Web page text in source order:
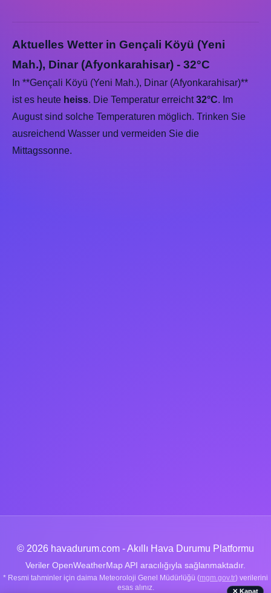
Aktuelles Wetter in Gençali Köyü (Yeni
Mah.), Dinar (Afyonkarahisar) - 32°C
In **Gençali Köyü (Yeni Mah.), Dinar (Afyonkarahisar)**
ist es heute heiss. Die Temperatur erreicht32°C. Im
August sind solche Temperaturen möglich. Trinken Sie
ausreichend Wasser und vermeiden Sie die
Mittagssonne.
© 2026 havadurum.com - Akıllı Hava Durumu Platformu
Veriler OpenWeatherMap API aracılığıyla sağlanmaktadır.
* Resmi tahminler için daima Meteoroloji Genel Müdürlüğü (mgm.gov.tr) verilerini
esas alınız.
✕ Kapat